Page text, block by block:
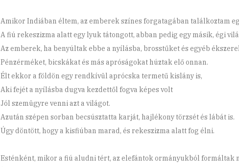
Amikor Indiában éltem, az emberek színes forgatagában találkoztam
A fiú rekeszizma alatt egy lyuk tátongott, abban pedig egy másik, égi
Az emberek, ha benyúltak ebbe a nyílásba, brosstűket és egyéb
Pénzérméket, bicskákat és más apróságokat húztak elő onnan.
Élt ekkor a földön egy rendkívül aprócska termetű kislány is,
Aki fejét a nyílásba dugva kezdettől fogva képes volt
Jól szemügyre venni azt a világot.
Azután szépen sorban becsúsztatta karját, hajlékony törzsét és lábát is.
Úgy döntött, hogy a kisfiúban marad, és rekeszizma alatt fog élni.
Esténként, mikor a fiú aludni tért, az elefántok ormányukból formáltak